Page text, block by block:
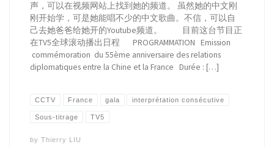
声，可以在视频网站上找到她的频道。 虽然她的中文刚
刚开始学，可是她能唱不少的中文歌曲。不信，可以自
己去她爸爸给她开的Youtube频道。 目前这台节目正
在TV5全球滚动播出日程 PROGRAMMATION Emission
commémoration du 55ème anniversaire des relations
diplomatiques entre la Chine et la France Durée : […]
CCTV France gala interprétation consécutive
Sous-titrage TV5
byThierry LIU